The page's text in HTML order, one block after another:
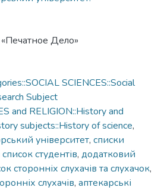
Дело»
SCIENCES::Social
Subject
and RELIGION::History and
subjects::History of science,
університет, списки
студентів, додатковий
сторонніх слухачів та слухачок,
слухачів, аптекарські